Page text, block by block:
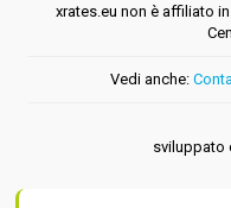
xrates.eu non è affiliato
Vedi anche:
sviluppato